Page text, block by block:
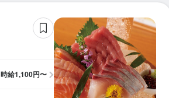
時給1,100円〜
ホールスタッフ 時給：
調理師・調理スタッフ 時給：
ホールスタッフ 時給：
調理師・調理スタッフ